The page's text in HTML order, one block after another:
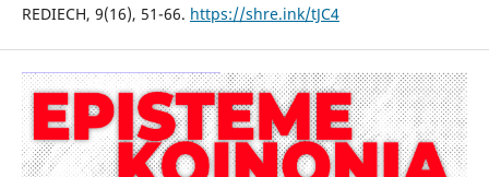
REDIECH, 9(16), 51-66. https://shre.ink/tJC4